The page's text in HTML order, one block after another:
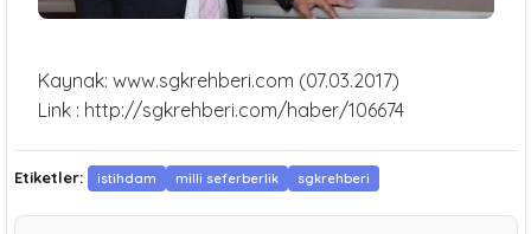
Kaynak: www.sgkrehberi.com (07.03.2017)
Link : http://sgkrehberi.com/haber/106674
Etiketler: istihdam milli seferberlik sgkrehberi